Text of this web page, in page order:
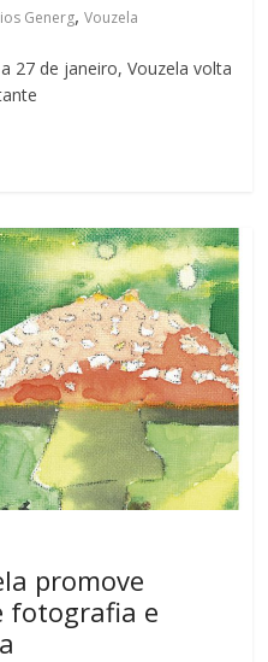
Generg,Vouzela
27 de janeiro, Vouzela volta
promove
fotografia e